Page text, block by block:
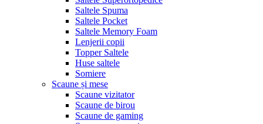
Saltele Spuma
Saltele Pocket
Saltele Memory Foam
Lenjerii copii
Topper Saltele
Huse saltele
Somiere
Scaune și mese
Scaune vizitator
Scaune de birou
Scaune de gaming